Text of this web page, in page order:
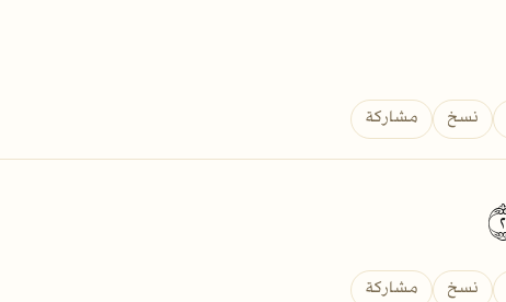
نسخ مشاركة
نسخ مشاركة